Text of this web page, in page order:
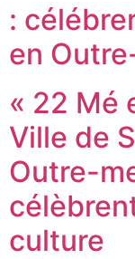
:
en
« 22 Mé
Ville de
Outre-
culture